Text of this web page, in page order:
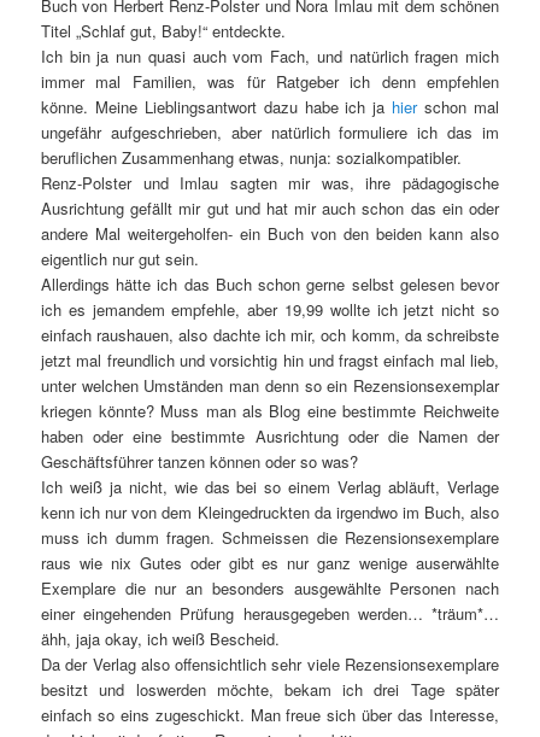
Buch von Herbert Renz-Polster und Nora Imlau mit dem schönen
Titel „Schlaf gut, Baby!“ entdeckte.
Ich bin ja nun quasi auch vom Fach, und natürlich fragen mich
immer mal Familien, was für Ratgeber ich denn empfehlen
könne. Meine Lieblingsantwort dazu habe ich ja hierschon mal
ungefähr aufgeschrieben, aber natürlich formuliere ich das im
beruflichen Zusammenhang etwas, nunja: sozialkompatibler.
Renz-Polster und Imlau sagten mir was, ihre pädagogische
Ausrichtung gefällt mir gut und hat mir auch schon das ein oder
andere Mal weitergeholfen- ein Buch von den beiden kann also
eigentlich nur gut sein.
Allerdings hätte ich das Buch schon gerne selbst gelesen bevor
ich es jemandem empfehle, aber 19,99 wollte ich jetzt nicht so
einfach raushauen, also dachte ich mir, och komm, da schreibste
jetzt mal freundlich und vorsichtig hin und fragst einfach mal lieb,
unter welchen Umständen man denn so ein Rezensionsexemplar
kriegen könnte? Muss man als Blog eine bestimmte Reichweite
haben oder eine bestimmte Ausrichtung oder die Namen der
Geschäftsführer tanzen können oder so was?
Ich weiß ja nicht, wie das bei so einem Verlag abläuft, Verlage
kenn ich nur von dem Kleingedruckten da irgendwo im Buch, also
muss ich dumm fragen. Schmeissen die Rezensionsexemplare
raus wie nix Gutes oder gibt es nur ganz wenige auserwählte
Exemplare die nur an besonders ausgewählte Personen nach
einer eingehenden Prüfung herausgegeben werden… *träum*…
ähh, jaja okay, ich weiß Bescheid.
Da der Verlag also offensichtlich sehr viele Rezensionsexemplare
besitzt und loswerden möchte, bekam ich drei Tage später
einfach so eins zugeschickt. Man freue sich über das Interesse,